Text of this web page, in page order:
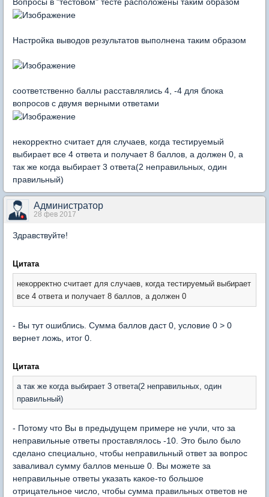
Настройка выводов результатов выполнена таким образом
соответственно баллы расставлялись 4, -4 для блока
вопросов с двумя верными ответами
некорректно считает для случаев, когда тестируемый
выбирает все 4 ответа и получает 8 баллов, а должен 0, а
так же когда выбирает 3 ответа(2 неправильных, один
правильный)
Администратор
28 фев 2017
Здравствуйте!
Цитата
некорректно считает для случаев, когда тестируемый выбирает
все 4 ответа и получает 8 баллов, а должен 0
- Вы тут ошиблись. Сумма баллов даст 0, условие 0 > 0
вернет ложь, итог 0.
Цитата
а так же когда выбирает 3 ответа(2 неправильных, один
правильный)
- Потому что Вы в предыдущем примере не учли, что за
неправильные ответы проставлялось -10. Это было было
сделано специально, чтобы неправильный ответ за вопрос
заваливал сумму баллов меньше 0. Вы можете за
неправильные ответы указать какое-то большое
отрицательное число, чтобы сумма правильных ответов не